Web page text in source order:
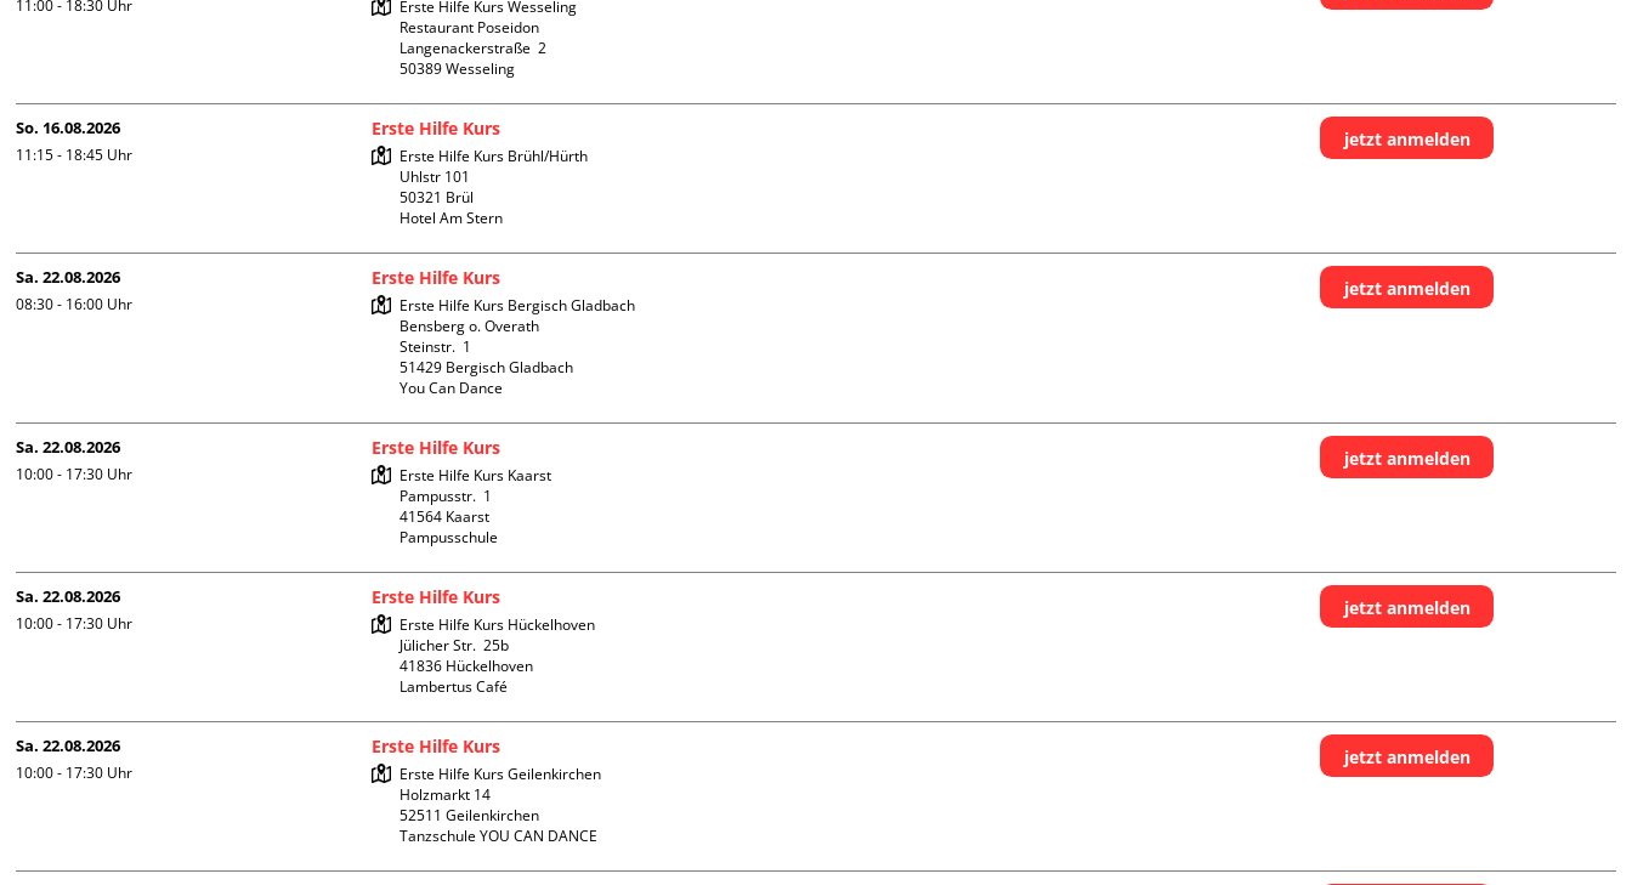
11:00 - 18:30 Uhr
Erste Hilfe Kurs Wesseling
Restaurant Poseidon
Langenackerstraße  2
So. 16.08.2026
11:15 - 18:45 Uhr
Erste Hilfe Kurs
Erste Hilfe Kurs Brühl/Hürth
Uhlstr 101
50321 Brül
Hotel Am Stern
jetzt anmelden
Sa. 22.08.2026
08:30 - 16:00 Uhr
Erste Hilfe Kurs
Erste Hilfe Kurs Bergisch Gladbach
Bensberg o. Overath
Steinstr.  1
51429 Bergisch Gladbach
You Can Dance
jetzt anmelden
Sa. 22.08.2026
10:00 - 17:30 Uhr
Erste Hilfe Kurs
Erste Hilfe Kurs Kaarst
Pampusstr.  1
41564 Kaarst
Pampusschule
jetzt anmelden
Sa. 22.08.2026
10:00 - 17:30 Uhr
Erste Hilfe Kurs
Erste Hilfe Kurs Hückelhoven
Jülicher Str.  25b
41836 Hückelhoven
Lambertus Café
jetzt anmelden
Sa. 22.08.2026
10:00 - 17:30 Uhr
Erste Hilfe Kurs
Erste Hilfe Kurs Geilenkirchen
Holzmarkt 14
52511 Geilenkirchen
Tanzschule YOU CAN DANCE
jetzt anmelden